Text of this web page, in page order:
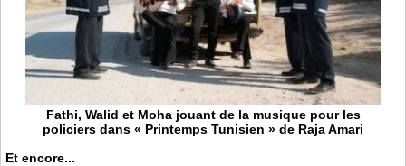
Fathi, Walid et Moha jouant de la musique pour les
policiers dans « Printemps Tunisien » de Raja Amari
Et encore...